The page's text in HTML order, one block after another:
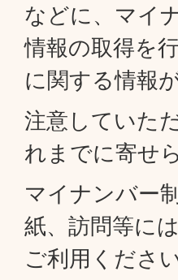
などに、マイ
情報の取得を
に関する情報
注意していた
れまでに寄せ
マイナンバー
紙、訪問等に
ご利用ください